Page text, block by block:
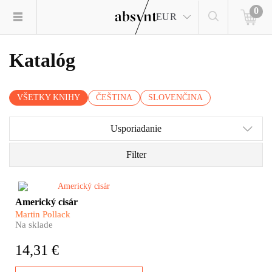
EUR
0
Katalóg
VŠETKY KNIHY ČEŠTINA SLOVENČINA
Usporiadanie
Filter
Utečenecká kríza nie je
slovným spojením, ktoré sa
týka výhradne dnešných dní. Aj
naši predkovia z východu
boli na sklonku devätnásteho
Americký cisár
Martin Pollack
Na sklade
14,31 €